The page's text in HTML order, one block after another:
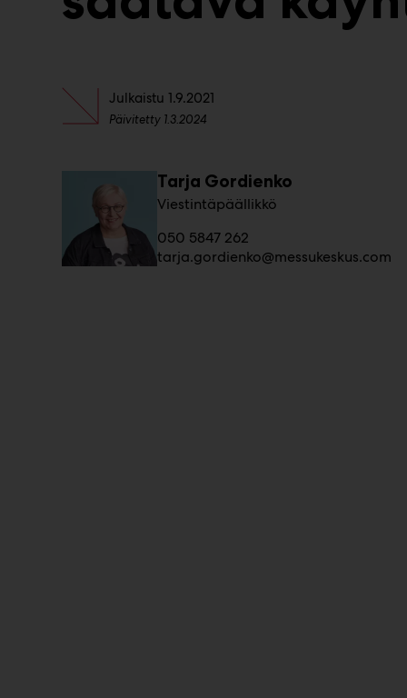
Julkaistu 1.9.2021
Päivitetty 1.3.2024
Tarja Gordienko
Viestintäpäällikkö
050 5847 262
tarja.gordienko@messukeskus.com